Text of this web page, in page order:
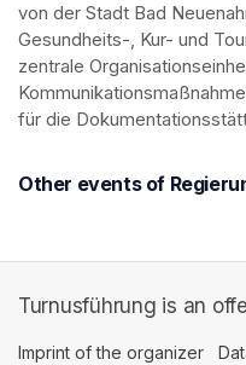
von der Stadt Bad
Gesundheits-, Kur- und
zentrale
für die
Other events of
Turnusführung is an
Imprint of the organizer